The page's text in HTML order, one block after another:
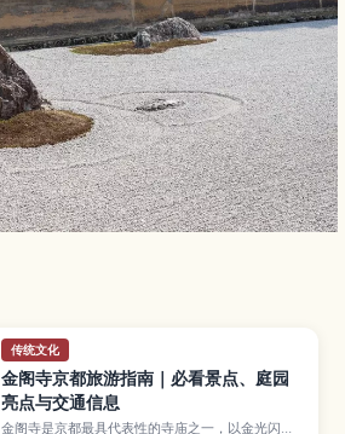
传统文化
金阁寺京都旅游指南｜必看景点、庭园
亮点与交通信息
金阁寺是京都最具代表性的寺庙之一，以金光闪耀